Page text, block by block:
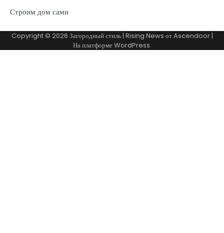
Строим дом сами
Copyright © 2026 Загородный стиль| Rising News отAscendoor|
На платформеWordPress.